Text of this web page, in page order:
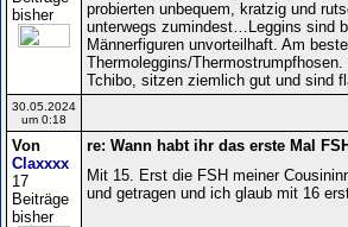
bisher
probierten unbequem, kratzig und
unterwegs zumindest…Leggins sind
Männerfiguren unvorteilhaft. Am
Thermoleggins/
Tchibo, sitzen ziemlich gut und sind
30.05.2024
um 0:18
Von
Claxxxx
17
Beiträge
bisher
re: Wann habt ihr das erste Mal
Mit 15. Erst die FSH meiner
und getragen und ich glaub mit 16